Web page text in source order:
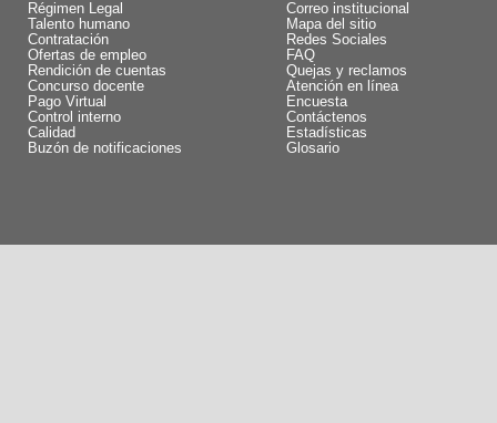
Régimen Legal
Talento humano
Contratación
Ofertas de empleo
Rendición de cuentas
Concurso docente
Pago Virtual
Control interno
Calidad
Buzón de notificaciones
Correo institucional
Mapa del sitio
Redes Sociales
FAQ
Quejas y reclamos
Atención en línea
Encuesta
Contáctenos
Estadísticas
Glosario